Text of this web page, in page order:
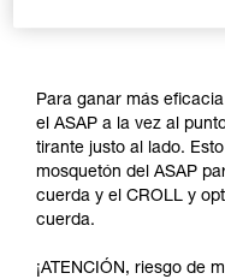
Para ganar más
el ASAP a la vez al
tirante justo al lado.
mosquetón del ASAP
cuerda y el CROLL y
cuerda.
¡ATENCIÓN, riesgo de